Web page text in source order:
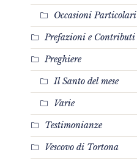
Occasioni Particolari
Prefazioni e Contributi
Preghiere
Il Santo del mese
Varie
Testimonianze
Vescovo di Tortona